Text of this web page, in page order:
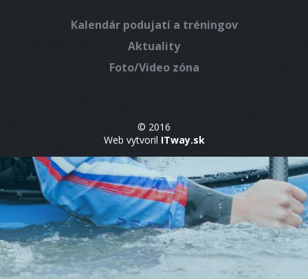
Kalendár podujatí a tréningov
Aktuality
Foto/Video zóna
© 2016
Web vytvoril ITway.sk